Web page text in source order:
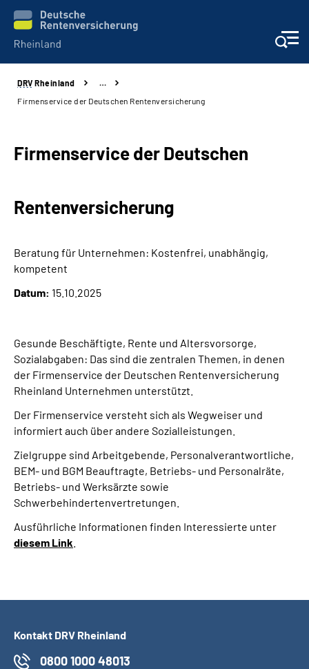
Aktuelles
Klinikverbund
Inhalte in Gebärdensprache (DGS)
Leichte Sprache
Suche
Mein Kundenportal
DRV Rheinland
…
Firmenservice der Deutschen Rentenversicherung
Firmenservice der Deutschen
Rentenversicherung
Beratung für Unternehmen: Kostenfrei, unabhängig,
kompetent
Datum: 15.10.2025
Gesunde Beschäftigte, Rente und Altersvorsorge,
Sozialabgaben: Das sind die zentralen Themen, in denen
der Firmenservice der Deutschen Rentenversicherung
Rheinland Unternehmen unterstützt.
Der Firmenservice versteht sich als Wegweiser und
informiert auch über andere Sozialleistungen.
Zielgruppe sind Arbeitgebende, Personalverantwortliche,
BEM- und BGM Beauftragte, Betriebs- und Personalräte,
Betriebs- und Werksärzte sowie
Schwerbehindertenvertretungen.
Ausführliche Informationen finden Interessierte unter
diesem Link
Kontakt DRV Rheinland
0800 1000 48013